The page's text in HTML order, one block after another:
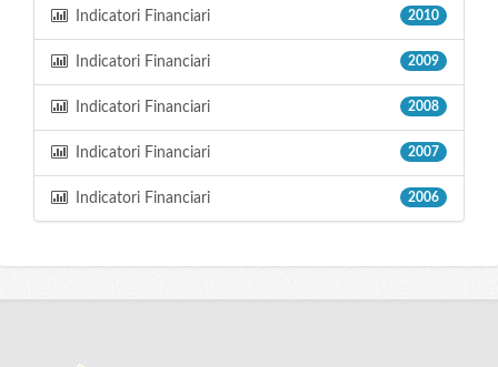
Indicatori Financiari 2010
Indicatori Financiari 2009
Indicatori Financiari 2008
Indicatori Financiari 2007
Indicatori Financiari 2006